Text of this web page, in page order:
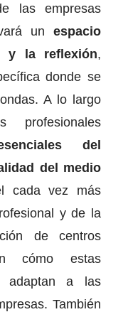
las empresas
un espacio
y la reflexión,
donde se
A lo largo
del
del medio
cada vez más
y de la
de centros
cómo estas
adaptan a las
También